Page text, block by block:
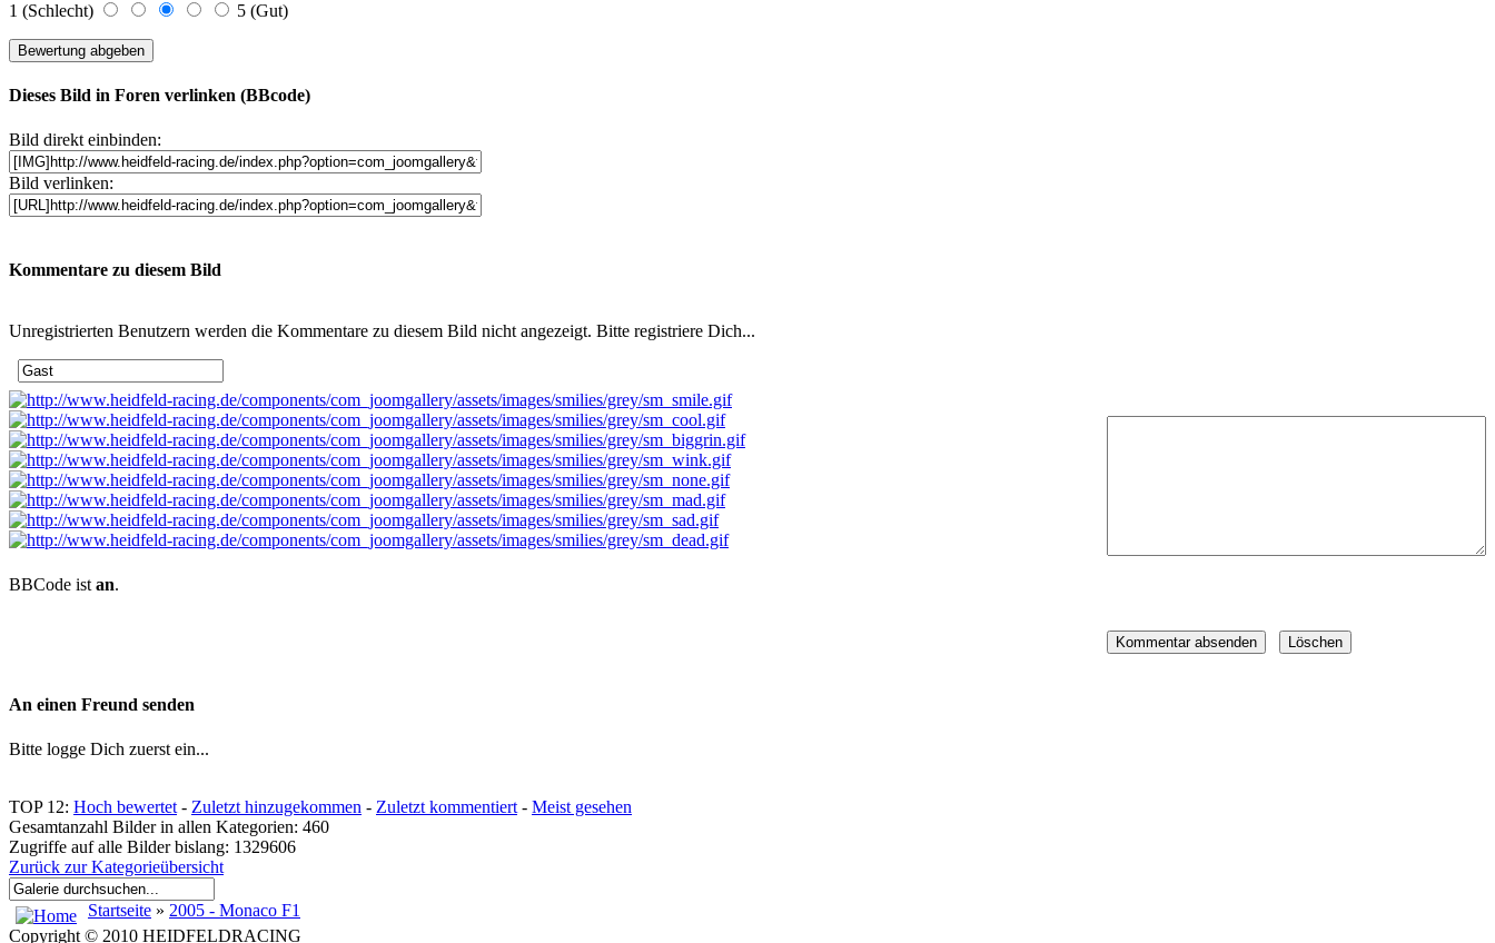
1 (Schlecht) 5 (Gut)
Dieses Bild in Foren verlinken (BBcode)
Bild direkt einbinden:
Bild verlinken:
Kommentare zu diesem Bild
Unregistrierten Benutzern werden die Kommentare zu diesem Bild nicht angezeigt. Bitte registriere Dich...
BBCode ist an.
An einen Freund senden
Bitte logge Dich zuerst ein...
TOP 12: Hoch bewertet - Zuletzt hinzugekommen - Zuletzt kommentiert - Meist gesehen
Gesamtanzahl Bilder in allen Kategorien: 460
Zugriffe auf alle Bilder bislang: 1329606
Zurück zur Kategorieübersicht
Startseite » 2005 - Monaco F1
Copyright © 2010 HEIDFELDRACING